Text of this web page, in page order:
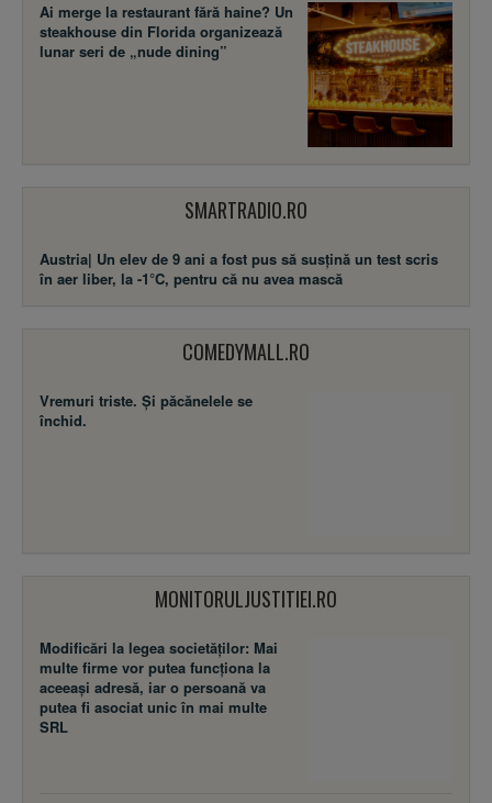
Ai merge la restaurant fără haine? Un
steakhouse din Florida organizează
lunar seri de „nude dining”
SMARTRADIO.RO
Austria| Un elev de 9 ani a fost pus să susţină un test scris
în aer liber, la -1°C, pentru că nu avea mască
COMEDYMALL.RO
Vremuri triste. Şi păcănelele se
închid.
MONITORULJUSTITIEI.RO
Modificări la legea societăţilor: Mai
multe firme vor putea funcţiona la
aceeaşi adresă, iar o persoană va
putea fi asociat unic în mai multe
SRL